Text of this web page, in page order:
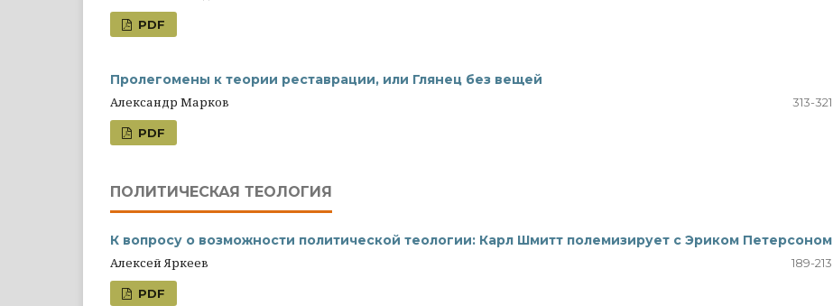
PDF
Пролегомены к теории реставрации, или Глянец без вещей
Александр Марков
313-321
PDF
ПОЛИТИЧЕСКАЯ ТЕОЛОГИЯ
К вопросу о возможности политической теологии: Карл Шмитт полемизирует с Эриком Петерсоном
Алексей Яркеев
189-213
PDF